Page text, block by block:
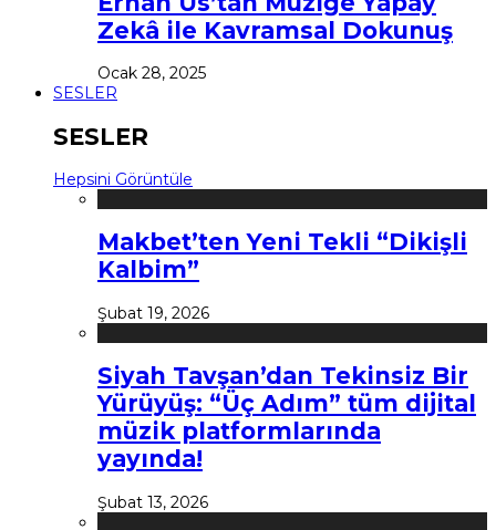
Zekâ ile Kavramsal Dokunuş
Ocak 28, 2025
SESLER
SESLER
Hepsini Görüntüle
Makbet’ten Yeni Tekli “Dikişli
Kalbim”
Şubat 19, 2026
Siyah Tavşan’dan Tekinsiz Bir
Yürüyüş: “Üç Adım” tüm dijital
müzik platformlarında
yayında!
Şubat 13, 2026